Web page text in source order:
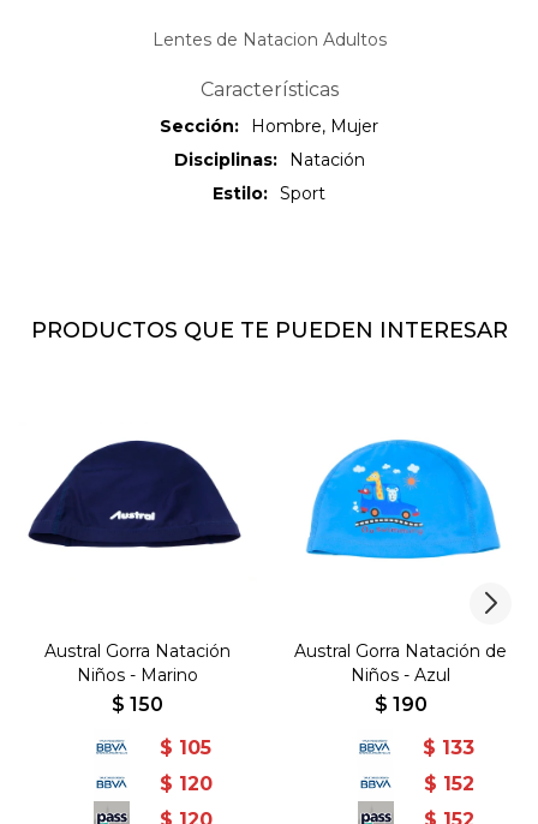
Lentes de Natacion Adultos
Características
Sección
Hombre, Mujer
Disciplinas
Natación
Estilo
Sport
PRODUCTOS QUE TE PUEDEN INTERESAR
Austral Gorra Natación
Niños - Marino
$ 150
$ 105
$ 120
Austral Gorra Natación de
Niños - Azul
$ 190
$ 133
$ 152